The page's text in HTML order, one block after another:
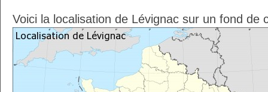
Voici la localisation de Lévignac sur un fond de